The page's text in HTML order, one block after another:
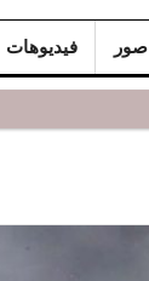
صور فيديوهات